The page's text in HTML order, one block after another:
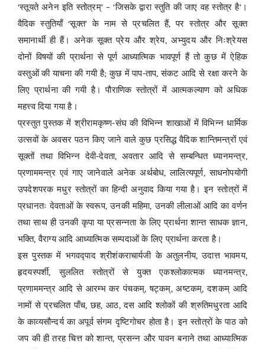
‘स्तूयते अनेन इति स्तोत्रम्’ – ‘जिसके द्वारा स्तुति की जाए वह स्तोत्र है’।
वैदिक स्तुतियाँ ‘सूक्त’ के नाम से प्रचलित हैं, पर स्तोत्र और सूक्त
समानार्थी ही हैं। अनेक सूक्त प्रेय और श्रेय, अभ्युदय और निःश्रेयस
दोनों विषयों की प्रार्थना से पूर्ण आध्यात्मिक भावपूर्ण हैं तो कुछ में ऐहिक
वस्तुओं की याचना की गयी है; कुछ में पाप-ताप, संकट आदि से रक्षा करने के
लिए प्रार्थना की गयी है। पौराणिक स्तोत्रों में आत्मकल्याण को अधिक
महत्त्व दिया गया है।
प्रस्तुत पुस्तक में श्रीरामकृष्ण-संघ की विभिन्न शाखाओं में विभिन्न धार्मिक
उत्सवों के अवसर पठन किए जाने वाले कुछ प्रसिद्ध वैदिक शान्तिमन्त्रों एवं
सूक्तों तथा विभिन्न देवी-देवता, अवतार आदि से सम्बन्धित ध्यानमन्त्र,
प्रणाममन्त्र एवं गाए जानेवाले अनेक अर्थबोध, लालित्यपूर्ण, साधनोपयोगी
उपदेशपरक मधुर स्तोत्रों का हिन्दी अनुवाद किया गया है। इन स्तोत्रों में
प्रधानतः देवताओं के स्वरूप, उनकी महिमा, उनकी लीलाओं आदि का वर्णन
तथा साथ ही उनकी कृपा या प्रसन्नता के लिए प्रार्थना शान्त साधक ज्ञान,
भक्ति, वैराग्य आदि आध्यात्मिक सम्पदाओं के लिए प्रार्थना करता है।
इस पुस्तक में भगवद्पाद श्रीशंकराचार्यजी के अतुलनीय, उदात्त भावमय,
हृदयस्पर्शी, सुललित स्तोत्रों से युक्त एकश्लोकात्मक ध्यानमन्त्र,
प्रणाममन्त्र आदि से आरम्भ कर पंचकम्, षट्कम्, अष्टकम्, दशकम् आदि
नामों से प्रचलित पाँच, छह, आठ, दस आदि श्लोकों की श्रुतिमधुरता आदि
के काव्यसौन्दर्य का अपूर्व संगम दृष्टिगोचर होता है। इन स्तोत्रों के पाठ को
जप की ही तरह चित्त को शान्त, प्रसन्न और पावन बनाने तथा आध्यात्मिक